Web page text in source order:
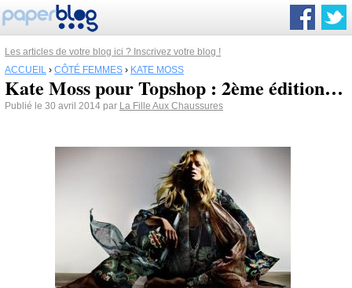
Les articles de votre blog ici ? Inscrivez votre blog !
ACCUEIL › CÔTÉ FEMMES › KATE MOSS
Kate Moss pour Topshop : 2ème édition…
Publié le 30 avril 2014 par La Fille Aux Chaussures